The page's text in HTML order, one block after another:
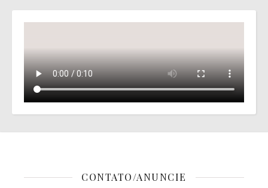
CONTATO/ANUNCIE